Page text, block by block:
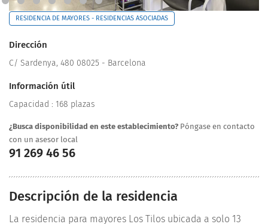
RESIDENCIA DE MAYORES - RESIDENCIAS ASOCIADAS
Dirección
C/ Sardenya, 480 08025 - Barcelona
Información útil
Capacidad : 168 plazas
¿Busca disponibilidad en este establecimiento? Póngase en contacto
con un asesor local
91 269 46 56
Descripción de la residencia
La residencia para mayores Los Tilos ubicada a solo 13